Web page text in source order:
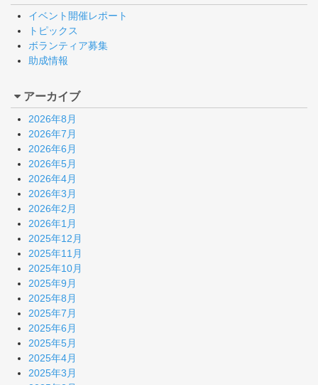
イベント開催レポート
トピックス
ボランティア募集
助成情報
アーカイブ
2026年8月
2026年7月
2026年6月
2026年5月
2026年4月
2026年3月
2026年2月
2026年1月
2025年12月
2025年11月
2025年10月
2025年9月
2025年8月
2025年7月
2025年6月
2025年5月
2025年4月
2025年3月